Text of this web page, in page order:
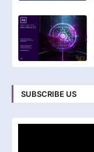
SUBSCRIBE US